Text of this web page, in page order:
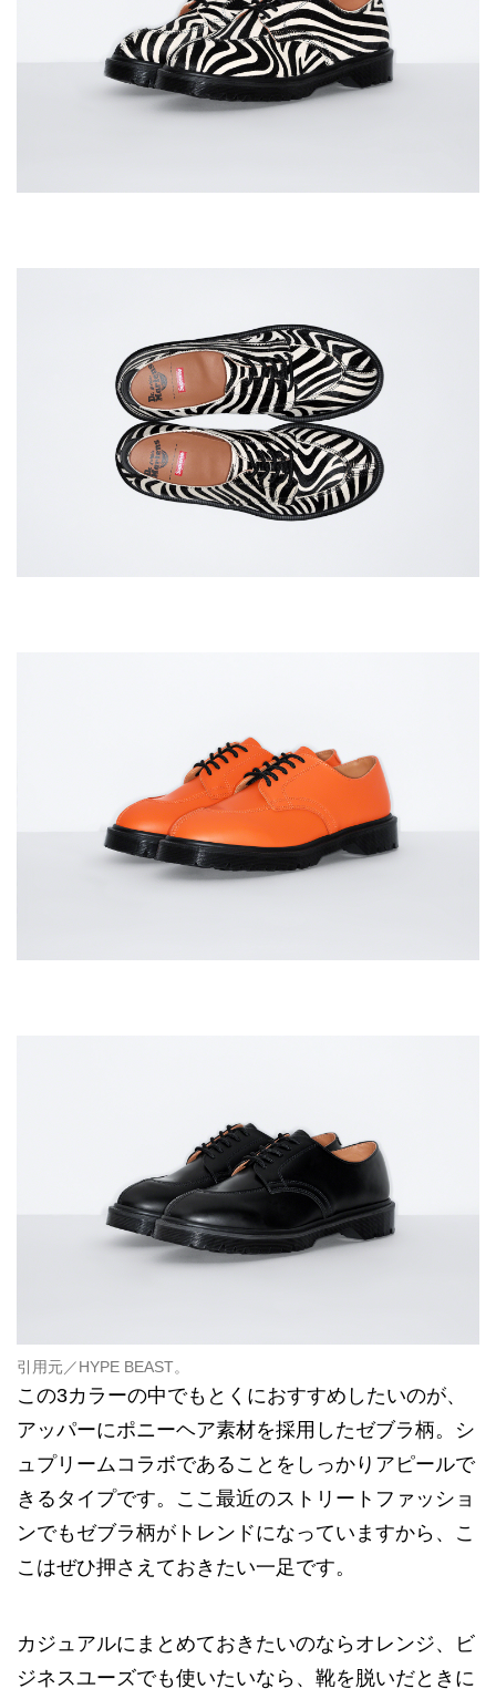
引用元／HYPE BEAST。
この3カラーの中でもとくにおすすめしたいのが、
アッパーにポニーヘア素材を採用したゼブラ柄。シ
ュプリームコラボであることをしっかりアピールで
きるタイプです。ここ最近のストリートファッショ
ンでもゼブラ柄がトレンドになっていますから、こ
こはぜひ押さえておきたい一足です。
カジュアルにまとめておきたいのならオレンジ、ビ
ジネスユーズでも使いたいなら、靴を脱いだときに